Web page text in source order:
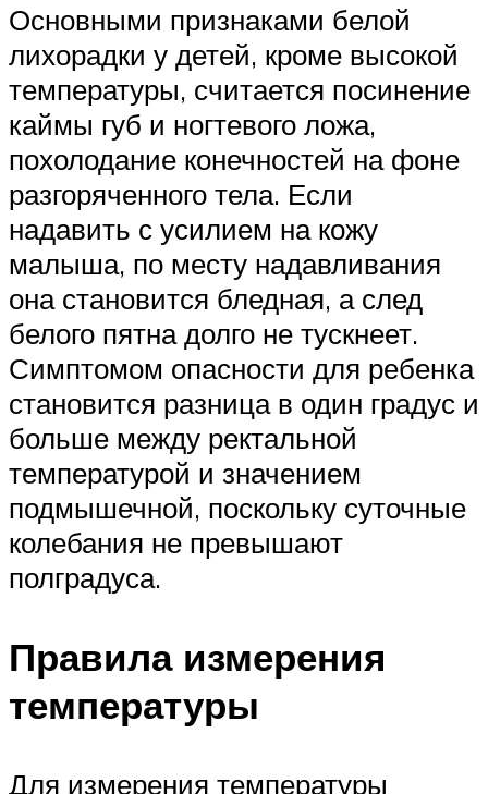
Основными признаками белой
лихорадки у детей, кроме высокой
температуры, считается посинение
каймы губ и ногтевого ложа,
похолодание конечностей на фоне
разгоряченного тела. Если
надавить с усилием на кожу
малыша, по месту надавливания
она становится бледная, а след
белого пятна долго не тускнеет.
Симптомом опасности для ребенка
становится разница в один градус и
больше между ректальной
температурой и значением
подмышечной, поскольку суточные
колебания не превышают
полградуса.
Правила измерения
температуры
Для измерения температуры